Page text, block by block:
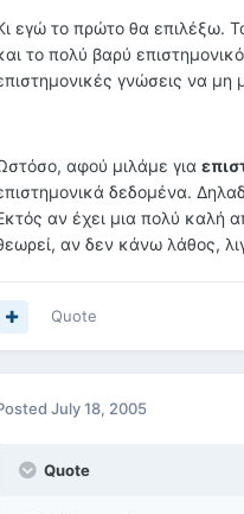
εγώ το πρώτο θα επιλέξω.
το πολύ βαρύ
γνώσεις να μη
αφού μιλάμε για
δεδομένα.
αν έχει μια πολύ καλή
αν δεν κάνω λάθος,
Quote
July 18, 2005
Quote